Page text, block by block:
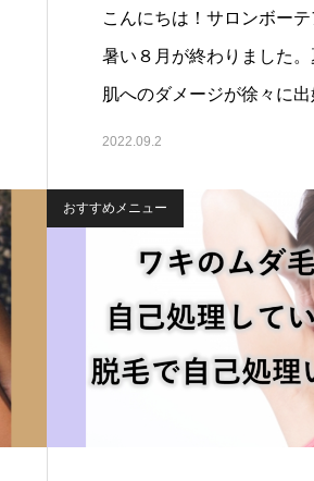
こんにちは！サロンボー
暑い８月が終わりました
肌へのダメージが徐々に
2022.09.2
おすすめメニュー